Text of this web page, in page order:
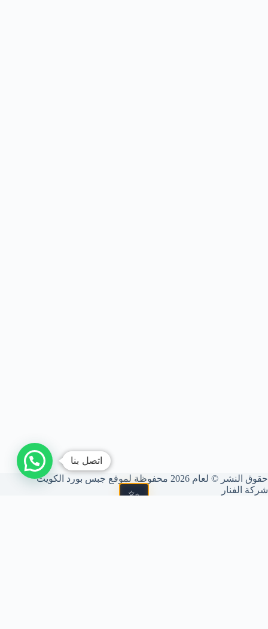
حقوق النشر © لعام 2026 محفوظة لموقع جبس بورد الكويت
شركة الفنار
اتصل بنا